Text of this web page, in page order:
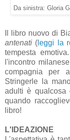
Da sinistra: Gloria
Il libro nuovo di
antenati ( leggi la
tempesta
l'incontro
compagnia per
Stringerle la
adulti è qualcosa
quando
libro!
L'IDEAZIONE